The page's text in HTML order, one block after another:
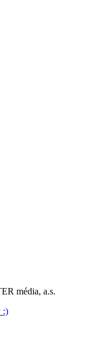
média, a.s.
:)